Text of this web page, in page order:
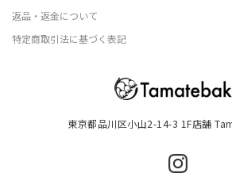
東京都品川区小山2-14-3 1F店舗
返品・返金について
特定商取引法に基づく表記